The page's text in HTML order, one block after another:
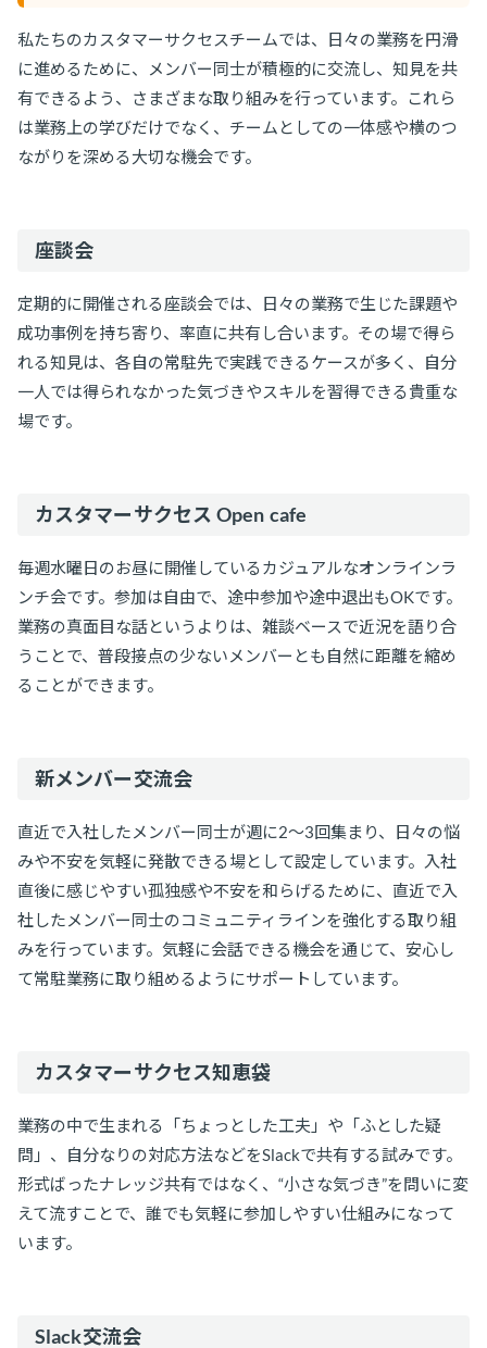
私たちのカスタマーサクセスチームでは、日々の業務を円滑
に進めるために、メンバー同士が積極的に交流し、知見を共
有できるよう、さまざまな取り組みを行っています。これら
は業務上の学びだけでなく、チームとしての一体感や横のつ
ながりを深める大切な機会です。
座談会
定期的に開催される座談会では、日々の業務で生じた課題や
成功事例を持ち寄り、率直に共有し合います。その場で得ら
れる知見は、各自の常駐先で実践できるケースが多く、自分
一人では得られなかった気づきやスキルを習得できる貴重な
場です。
カスタマーサクセス Open cafe
毎週水曜日のお昼に開催しているカジュアルなオンラインラ
ンチ会です。参加は自由で、途中参加や途中退出もOKです。
業務の真面目な話というよりは、雑談ベースで近況を語り合
うことで、普段接点の少ないメンバーとも自然に距離を縮め
ることができます。
新メンバー交流会
直近で入社したメンバー同士が週に2〜3回集まり、日々の悩
みや不安を気軽に発散できる場として設定しています。入社
直後に感じやすい孤独感や不安を和らげるために、直近で入
社したメンバー同士のコミュニティラインを強化する取り組
みを行っています。気軽に会話できる機会を通じて、安心し
て常駐業務に取り組めるようにサポートしています。
カスタマーサクセス知恵袋
業務の中で生まれる「ちょっとした工夫」や「ふとした疑
問」、自分なりの対応方法などをSlackで共有する試みです。
形式ばったナレッジ共有ではなく、“小さな気づき”を問いに変
えて流すことで、誰でも気軽に参加しやすい仕組みになって
います。
Slack交流会